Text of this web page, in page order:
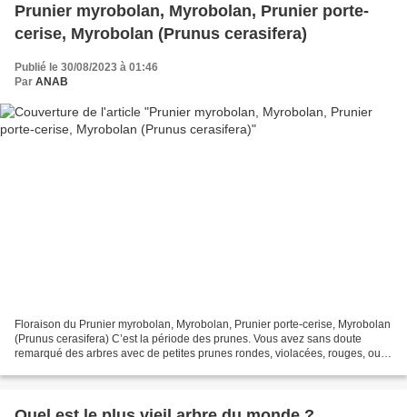
Prunier myrobolan, Myrobolan, Prunier porte-
cerise, Myrobolan (Prunus cerasifera)
Publié le 30/08/2023 à 01:46
Par ANAB
Floraison du Prunier myrobolan, Myrobolan, Prunier porte-cerise, Myrobolan
(Prunus cerasifera) C’est la période des prunes. Vous avez sans doute
remarqué des arbres avec de petites prunes rondes, violacées, rouges, ou